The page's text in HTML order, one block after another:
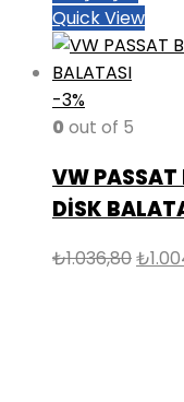
Quick View
-3%
0 out of 5
VW
DİSK
₺1.036,80₺